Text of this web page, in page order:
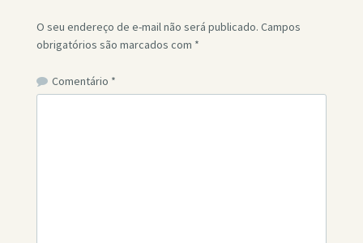
O seu endereço de e-mail não será publicado. Campos
obrigatórios são marcados com *
Comentário *